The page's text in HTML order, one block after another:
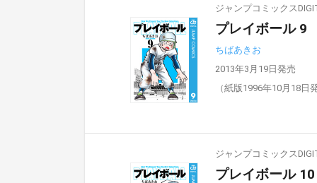
ジャンプコミックス
プレイボール 9
ちばあきお
2013年3月19日発売
（紙版1996年10月18日
ジャンプコミックス
プレイボール 10